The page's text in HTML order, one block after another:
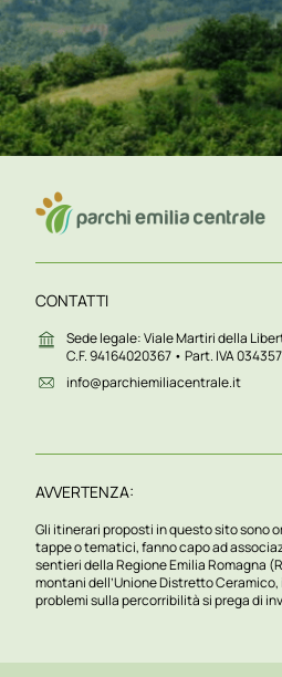
CONTATTI
Sede legale: Viale Martiri della
C.F. 94164020367 • Part. IVA
info@parchiemiliacentrale.it
AVVERTENZA:
Gli itinerari proposti in questo sito sono
tappe o tematici, fanno capo ad
sentieri della Regione Emilia Romagna
montani dell’Unione Distretto
problemi sulla percorribilità si prega di